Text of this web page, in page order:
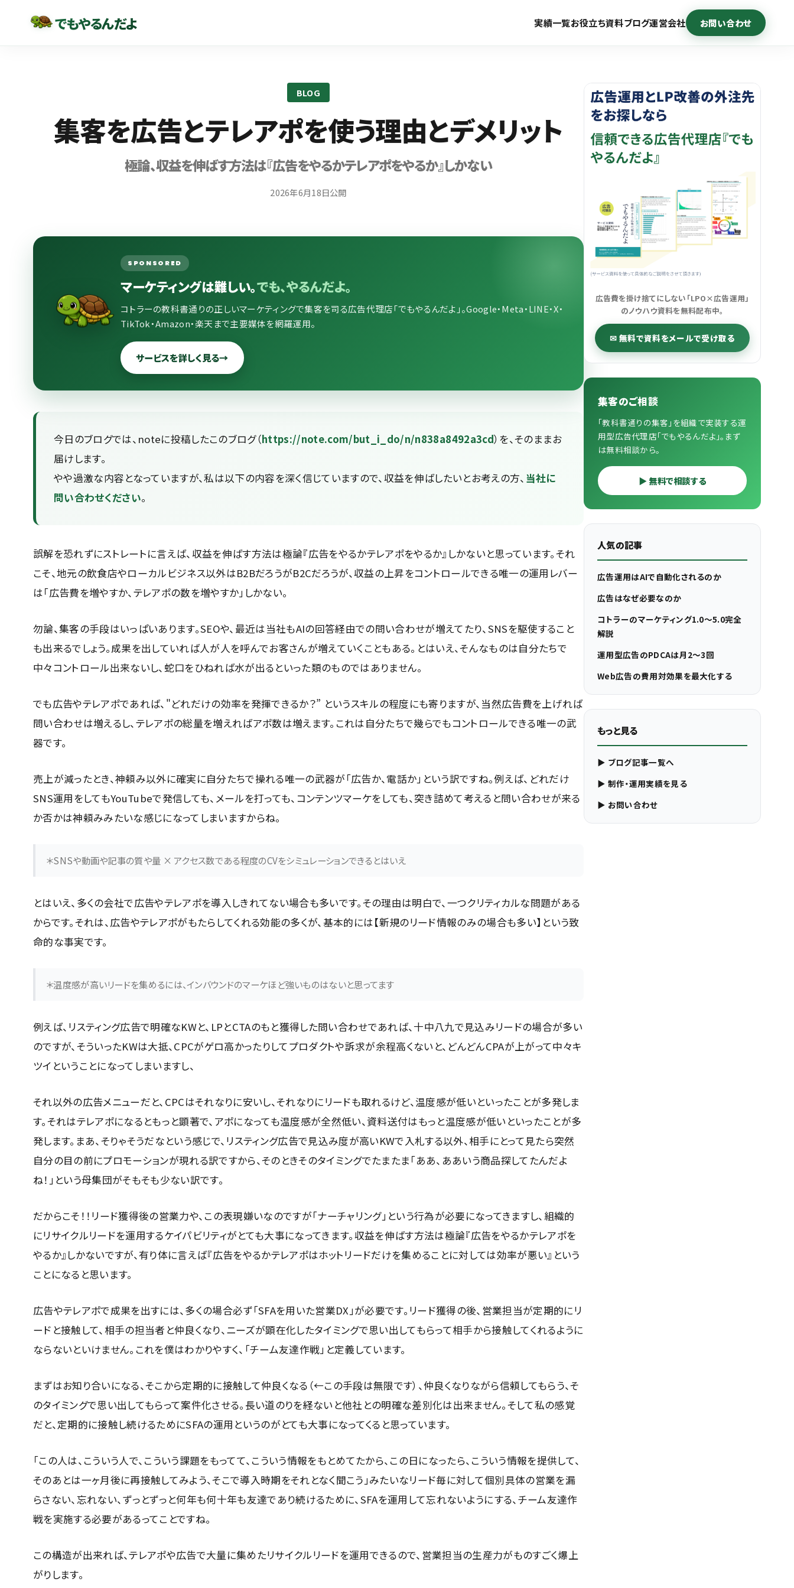
でもやるんだよ 実績一覧お役立ち資料ブログ運営会社 お問い合わせ
BLOG
集客を広告とテレアポを使う理由とデメリット
極論、収益を伸ばす方法は『広告をやるかテレアポをやるか』しかない
2026年6月18日公開
SPONSORED
マーケティングは難しい。でも、やるんだよ。
コトラーの教科書通りの正しいマーケティングで集客を司る広告代理店「でもやるんだよ」。Google・Meta・LINE・X・
TikTok・Amazon・楽天まで主要媒体を網羅運用。
サービスを詳しく見る→
今日のブログでは、noteに投稿したこのブログ（https://note.com/but_i_do/n/n838a8492a3cd）を、そのままお
届けします。
やや過激な内容となっていますが、私は以下の内容を深く信じていますので、収益を伸ばしたいとお考えの方、 当社に
問い合わせください。
誤解を恐れずにストレートに言えば、収益を伸ばす方法は極論『広告をやるかテレアポをやるか』しかないと思っています。それ
こそ、地元の飲食店やローカルビジネス以外はB2BだろうがB2Cだろうが、収益の上昇をコントロールできる唯一の運用レバー
は「広告費を増やすか、テレアポの数を増やすか」しかない。
勿論、集客の手段はいっぱいあります。SEOや、最近は当社もAIの回答経由での問い合わせが増えてたり、SNSを駆使すること
も出来るでしょう。成果を出していれば人が人を呼んでお客さんが増えていくこともある。とはいえ、そんなものは自分たちで
中々コントロール出来ないし、蛇口をひねれば水が出るといった類のものではありません。
でも広告やテレアポであれば、"どれだけの効率を発揮できるか？” というスキルの程度にも寄りますが、当然広告費を上げれば
問い合わせは増えるし、テレアポの総量を増えればアポ数は増えます。これは自分たちで幾らでもコントロールできる唯一の武
器です。
売上が減ったとき、神頼み以外に確実に自分たちで操れる唯一の武器が「広告か、電話か」という訳ですね。例えば、どれだけ
SNS運用をしてもYouTubeで発信しても、メールを打っても、コンテンツマーケをしても、突き詰めて考えると問い合わせが来る
か否かは神頼みみたいな感じになってしまいますからね。
＊SNSや動画や記事の質や量 × アクセス数である程度のCVをシミュレーションできるとはいえ
とはいえ、多くの会社で広告やテレアポを導入しきれてない場合も多いです。その理由は明白で、一つクリティカルな問題がある
からです。それは、広告やテレアポがもたらしてくれる効能の多くが、基本的には【新規のリード情報のみの場合も多い】という致
命的な事実です。
＊温度感が高いリードを集めるには、インバウンドのマーケほど強いものはないと思ってます
例えば、リスティング広告で明確なKWと、LPとCTAのもと獲得した問い合わせであれば、十中八九で見込みリードの場合が多い
のですが、そういったKWは大抵、CPCがゲロ高かったりしてプロダクトや訴求が余程高くないと、どんどんCPAが上がって中々キ
ツイということになってしまいますし、
それ以外の広告メニューだと、CPCはそれなりに安いし、それなりにリードも取れるけど、温度感が低いといったことが多発しま
す。それはテレアポになるともっと顕著で、アポになっても温度感が全然低い、資料送付はもっと温度感が低いといったことが多
発します。まあ、そりゃそうだなという感じで、リスティング広告で見込み度が高いKWで入札する以外、相手にとって見たら突然
自分の目の前にプロモーションが現れる訳ですから、そのときそのタイミングでたまたま「ああ、ああいう商品探してたんだよ
ね！」という母集団がそもそも少ない訳です。
だからこそ！！リード獲得後の営業力や、この表現嫌いなのですが「ナーチャリング」という行為が必要になってきますし、組織的
にリサイクルリードを運用するケイパビリティがとても大事になってきます。収益を伸ばす方法は極論『広告をやるかテレアポを
やるか』しかないですが、有り体に言えば『広告をやるかテレアポはホットリードだけを集めることに対しては効率が悪い』という
ことになると思います。
広告やテレアポで成果を出すには、多くの場合必ず「SFAを用いた営業DX」が必要です。リード獲得の後、営業担当が定期的にリ
ードと接触して、相手の担当者と仲良くなり、ニーズが顕在化したタイミングで思い出してもらって相手から接触してくれるように
ならないといけません。これを僕はわかりやすく、「チーム友達作戦」と定義しています。
まずはお知り合いになる、そこから定期的に接触して仲良くなる（←この手段は無限です）、仲良くなりながら信頼してもらう、そ
のタイミングで思い出してもらって案件化させる。長い道のりを経ないと他社との明確な差別化は出来ません。そして私の感覚
だと、定期的に接触し続けるためにSFAの運用というのがとても大事になってくると思っています。
「この人は、こういう人で、こういう課題をもってて、こういう情報をもとめてたから、この日になったら、こういう情報を提供して、
そのあとは一ヶ月後に再接触してみよう、そこで導入時期をそれとなく聞こう」みたいなリード毎に対して個別具体の営業を漏
らさない、忘れない、ずっとずっと何年も何十年も友達であり続けるために、SFAを運用して忘れないようにする、チーム友達作
戦を実施する必要があるってことですね。
この構造が出来れば、テレアポや広告で大量に集めたリサイクルリードを運用できるので、営業担当の生産力がものすごく爆上
がりします。
広告費を掛け捨てにしない「LPO×広告運用」
のノウハウ資料を無料配布中。
✉ 無料で資料をメールで受け取る
集客のご相談
「教科書通りの集客」を組織で実装する運
用型広告代理店「でもやるんだよ」。まず
は無料相談から。
▶ 無料で相談する
人気の記事
広告運用はAIで自動化されるのか
広告はなぜ必要なのか
コトラーのマーケティング1.0〜5.0完全
解説
運用型広告のPDCAは月2〜3回
Web広告の費用対効果を最大化する
もっと見る
▶ ブログ記事一覧へ
▶ 制作・運用実績を見る
▶ お問い合わせ